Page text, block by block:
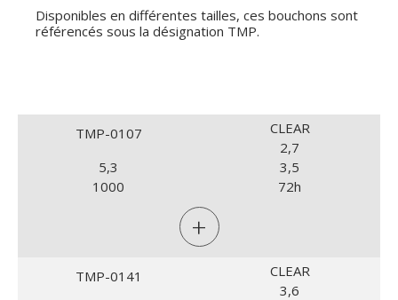
Disponibles en différentes tailles, ces bouchons sont
référencés sous la désignation TMP.
TMP-0107
CLEAR
2,7
5,3
3,5
1000
72h
+
TMP-0141
CLEAR
3,6